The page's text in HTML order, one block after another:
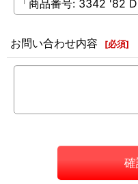
お問い合わせ内容 [必須]